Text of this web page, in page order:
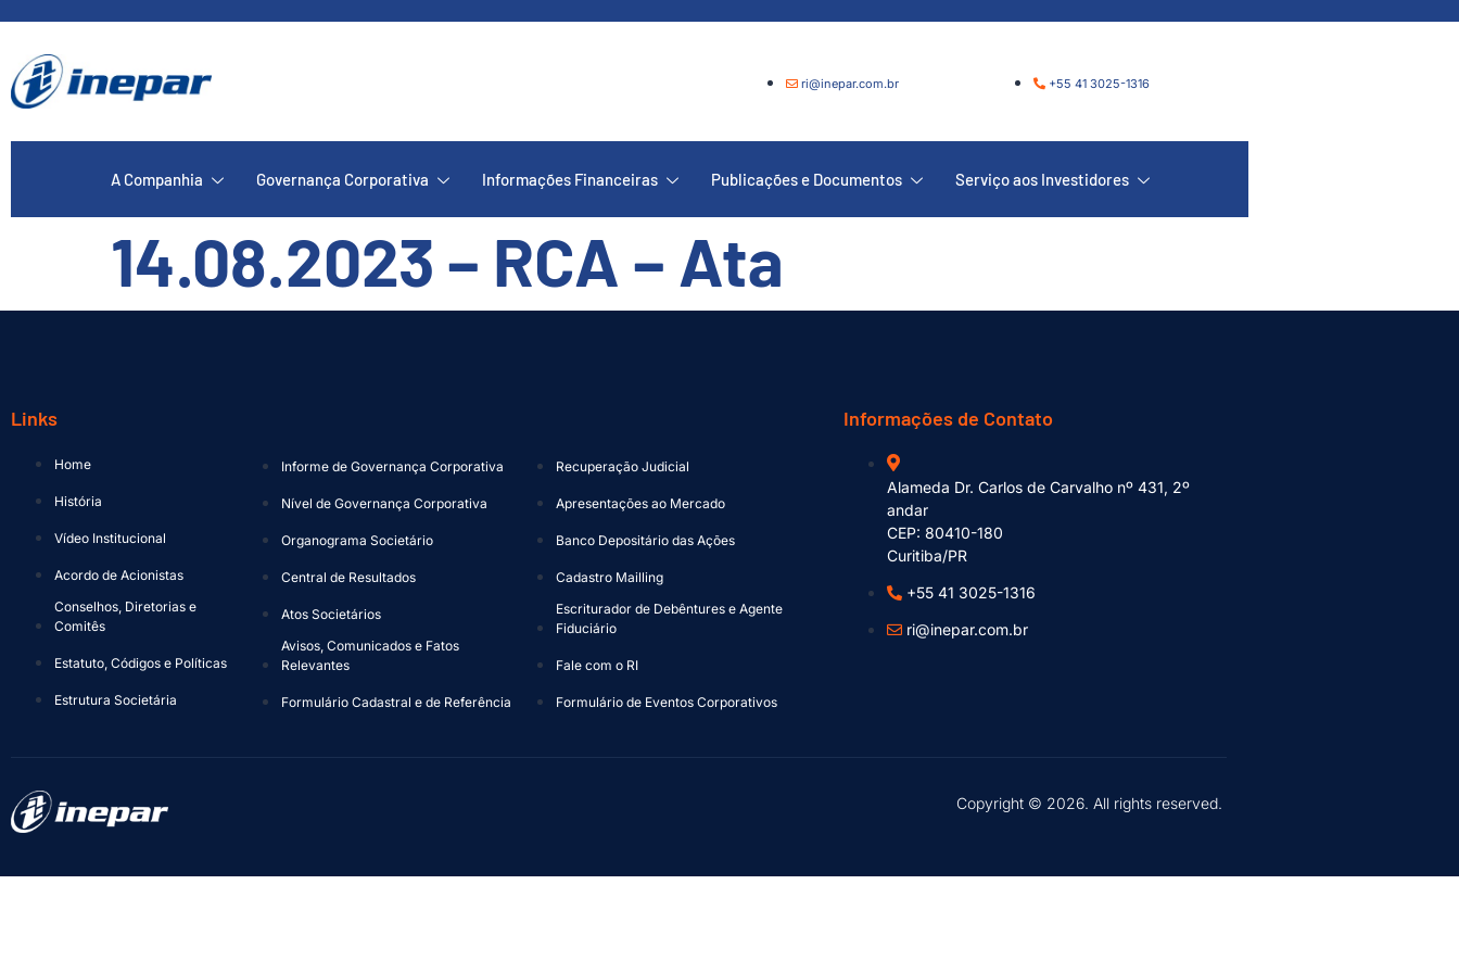
ri@inepar.com.br +55 41 3025-1316
A Companhia Governança Corporativa Informações Financeiras Publicações e Documentos Serviço aos Investidores
14.08.2023 – RCA – Ata
Links
Home
História
Vídeo Institucional
Acordo de Acionistas
Conselhos, Diretorias e
Comitês
Estatuto, Códigos e Políticas
Estrutura Societária
Informe de Governança Corporativa
Nível de Governança Corporativa
Organograma Societário
Central de Resultados
Atos Societários
Avisos, Comunicados e Fatos
Relevantes
Formulário Cadastral e de Referência
Recuperação Judicial
Apresentações ao Mercado
Banco Depositário das Ações
Cadastro Mailling
Escriturador de Debêntures e Agente
Fiduciário
Fale com o RI
Formulário de Eventos Corporativos
Informações de Contato
Alameda Dr. Carlos de Carvalho nº 431, 2º
andar
CEP: 80410-180
Curitiba/PR
+55 41 3025-1316
ri@inepar.com.br
Copyright © 2026. All rights reserved.